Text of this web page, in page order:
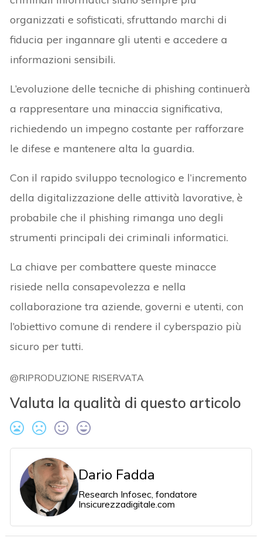
organizzati e sofisticati, sfruttando marchi di
fiducia per ingannare gli utenti e accedere a
informazioni sensibili.
L’evoluzione delle tecniche di phishing continuerà
a rappresentare una minaccia significativa,
richiedendo un impegno costante per rafforzare
le difese e mantenere alta la guardia.
Con il rapido sviluppo tecnologico e l’incremento
della digitalizzazione delle attività lavorative, è
probabile che il phishing rimanga uno degli
strumenti principali dei criminali informatici.
La chiave per combattere queste minacce
risiede nella consapevolezza e nella
collaborazione tra aziende, governi e utenti, con
l’obiettivo comune di rendere il cyberspazio più
sicuro per tutti.
@RIPRODUZIONE RISERVATA
Valuta la qualità di questo articolo
Dario Fadda
Research Infosec, fondatore
Insicurezzadigitale.com